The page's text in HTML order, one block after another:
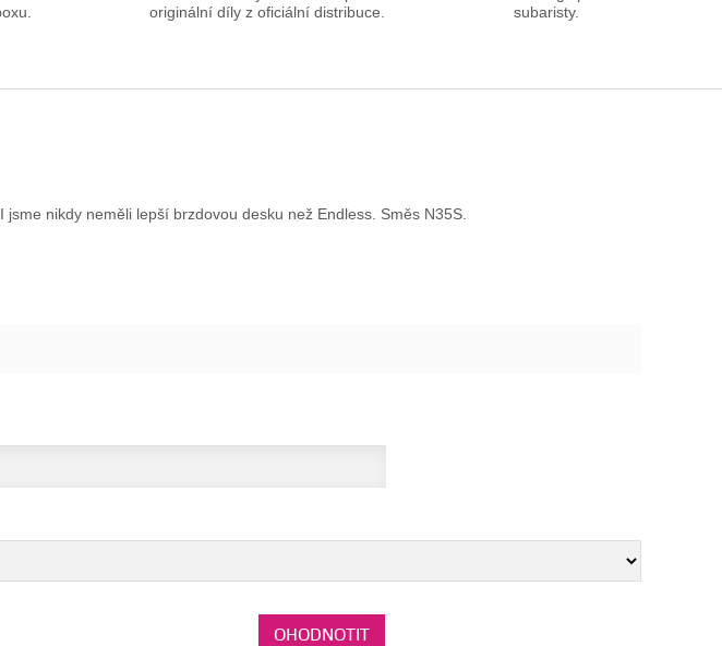
originální díly z oficiální distribuce.
subaristy.
nikdy neměli lepší brzdovou desku než Endless. Směs N35S.